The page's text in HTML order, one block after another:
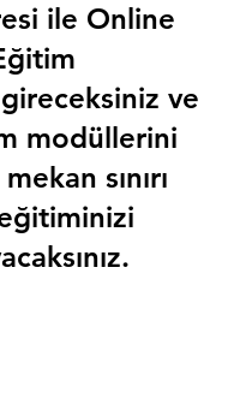
ile Online
gireceksiniz ve
modüllerini
sınırı